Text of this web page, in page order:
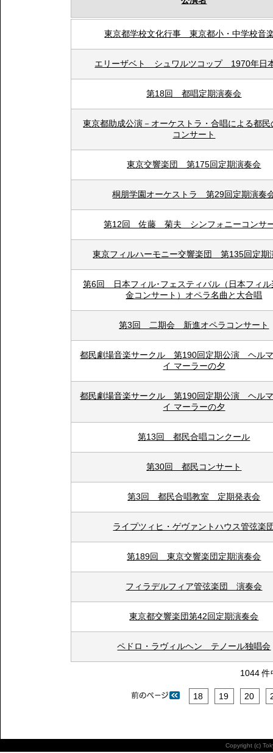
東京都学校文化行事 東京都小・中学校音
エリーザベト シュワルツコップ 1970年日
第18回 都唱定期演奏会
東京都助成公演－オーケストラ・合唱による都
コンサート
東京交響楽団 第175回定期演奏会
桐朋学園オーケストラ 第29回定期演奏
第12回 佐藤 菊夫 シンフォニーコンサ
東京フィルハーモニー交響楽団 第135回定期
第6回 日本フィル･フェスティバル（日本フィル
金コンサート）オペラ名曲と大合唱
第3回 二期会 新進オペラコンサート
都民劇場音楽サークル 第190回定期公演 ヘル
イ マーラーの夕
都民劇場音楽サークル 第190回定期公演 ヘル
イ マーラーの夕
第13回 都民合唱コンクール
第30回 都民コンサート
第3回 都民合唱教室 定期発表会
ライプツィヒ・ゲヴァントハウス管弦楽
第189回 東京交響楽団定期演奏会
フィラデルフィア管弦楽団 演奏会
東京都交響楽団第42回定期演奏会
ペドロ・ラヴィルヘン テノール独唱会
1044
18 19 20
Copyright (c)